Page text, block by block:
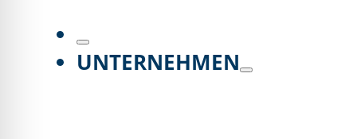
UNTERNEHMEN